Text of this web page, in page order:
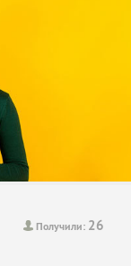
Получили: 26